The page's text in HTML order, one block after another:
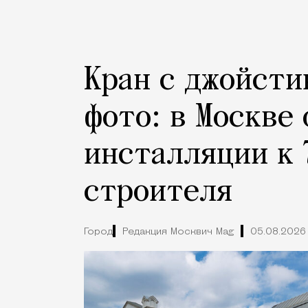
Кран с
фото: в Москве
инсталляции к
строителя
Город Редакция Москвич Mag 05.08.2026